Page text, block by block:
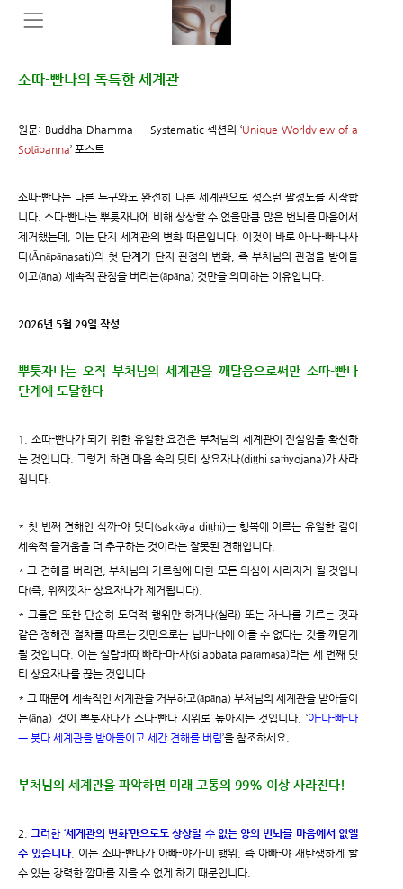
소따-빤나의 독특한 세계관
원문: Buddha Dhamma ㅡ Systematic 섹션의 ‘Unique Worldview of a
Sotāpanna’ 포스트
소따-빤나는 다른 누구와도 완전히 다른 세계관으로 성스런 팔정도를 시작합
니다. 소따-빤나는 뿌툿자나에 비해 상상할 수 없을만큼 많은 번뇌를 마음에서
제거했는데, 이는 단지 세계관의 변화 때문입니다. 이것이 바로 아-나-빠-나사
띠(Ānāpānasati)의 첫 단계가 단지 관점의 변화, 즉 부처님의 관점을 받아들
이고(āna) 세속적 관점을 버리는(āpāna) 것만을 의미하는 이유입니다.
2026년 5월 29일 작성
뿌툿자나는 오직 부처님의 세계관을 깨달음으로써만 소따-빤나
단계에 도달한다
1. 소따-빤나가 되기 위한 유일한 요건은 부처님의 세계관이 진실임을 확신하
는 것입니다. 그렇게 하면 마음 속의 딧티 상요자나(diṭṭhi saṁyojana)가 사라
집니다.
* 첫 번째 견해인 삭까-야 딧티(sakkāya diṭṭhi)는 행복에 이르는 유일한 길이
세속적 즐거움을 더 추구하는 것이라는 잘못된 견해입니다.
* 그 견해를 버리면, 부처님의 가르침에 대한 모든 의심이 사라지게 될 것입니
다(즉, 위찌낏차- 상요자나가 제거됩니다).
* 그들은 또한 단순히 도덕적 행위만 하거나(실라) 또는 자-나를 기르는 것과
같은 정해진 절차를 따르는 것만으로는 닙바-나에 이를 수 없다는 것을 깨닫게
될 것입니다. 이는 실랍바따 빠라-마-사(silabbata parāmāsa)라는 세 번째 딧
티 상요자나를 끊는 것입니다.
* 그 때문에 세속적인 세계관을 거부하고(āpāna) 부처님의 세계관을 받아들이
는(āna) 것이 뿌툿자나가 소따-빤나 지위로 높아지는 것입니다. ‘아-나-빠-나
ㅡ 붓다 세계관을 받아들이고 세간 견해를 버림’을 참조하세요.
부처님의 세계관을 파악하면 미래 고통의 99% 이상 사라진다!
2.그러한 ‘세계관의 변화’만으로도 상상할 수 없는 양의 번뇌를 마음에서 없앨
수 있습니다. 이는 소따-빤나가 아빠-야가-미 행위, 즉 아빠-야 재탄생하게 할
수 있는 강력한 깜마를 지을 수 없게 하기 때문입니다.